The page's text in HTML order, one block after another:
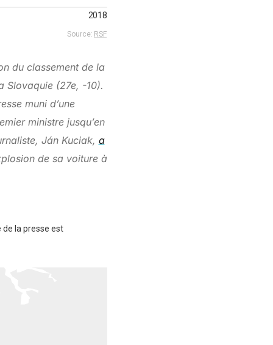
du classement de la
Slovaquie (27e, -10).
muni d’une
ministre jusqu’en
Ján Kuciak, a
de sa voiture à